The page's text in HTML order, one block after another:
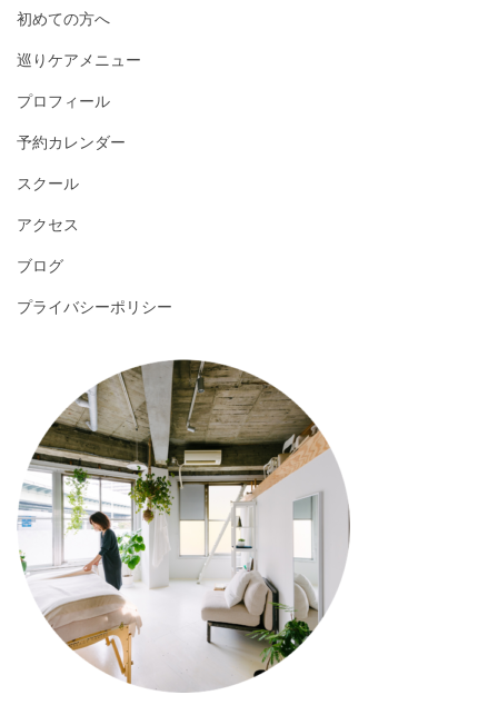
初めての方へ
巡りケアメニュー
プロフィール
予約カレンダー
スクール
アクセス
ブログ
プライバシーポリシー